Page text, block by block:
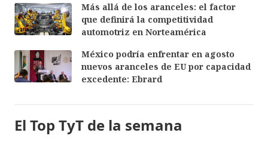
Más allá de los aranceles: el factor
que definirá la competitividad
automotriz en Norteamérica
México podría enfrentar en agosto
nuevos aranceles de EU por capacidad
excedente: Ebrard
El Top TyT de la semana